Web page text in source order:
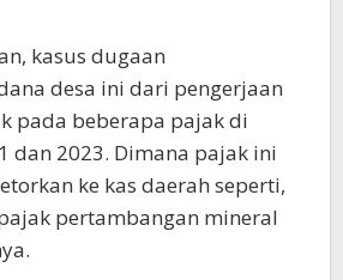
kasus dugaan
desa ini dari pengerjaan
pada beberapa pajak di
dan 2023. Dimana pajak ini
ke kas daerah seperti,
pertambangan mineral